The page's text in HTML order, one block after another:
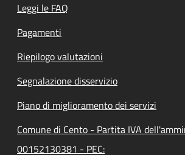
Leggi le FAQ
Pagamenti
Riepilogo valutazioni
Segnalazione disservizio
Piano di miglioramento dei servizi
Comune di Cento - Partita IVA
00152130381 - PEC: